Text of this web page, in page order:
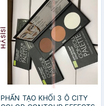
PHẤN TẠO KHỐI 3 Ô CITY